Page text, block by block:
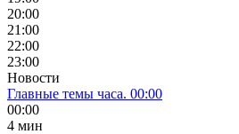
20:00
21:00
22:00
23:00
Новости
Главные темы часа. 00:00
00:00
4 мин